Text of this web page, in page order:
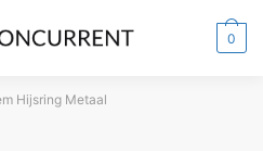
0
Hijsring Metaal